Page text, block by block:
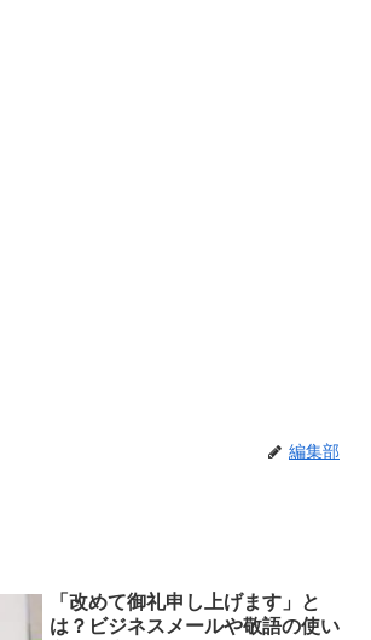
編集部
「改めて御礼申し上げます」と
は？ビジネスメールや敬語の使い